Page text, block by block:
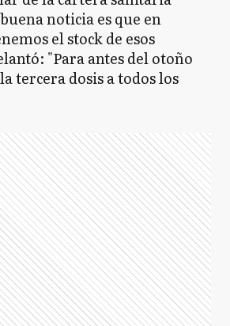
noticia es que en
el stock de esos
"Para antes del otoño
tercera dosis a todos los